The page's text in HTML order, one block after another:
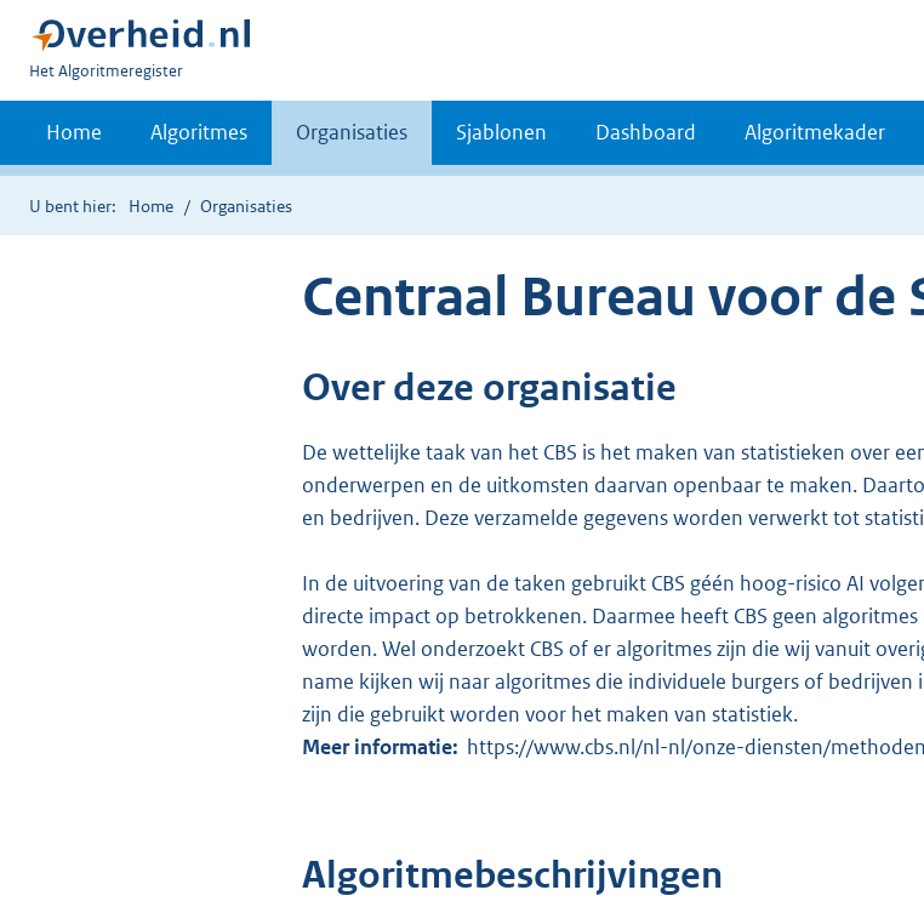
U
bent
Het Algoritmeregister
Home Algoritmes Organisaties Sjablonen Dashboard Algoritmekader
U bent hier: Home Organisaties
Centraal Bureau voor de
Over deze organisatie
De wettelijke taak van het CBS is het maken van statistieken over
onderwerpen en de uitkomsten daarvan openbaar te maken.
en bedrijven. Deze verzamelde gegevens worden verwerkt tot
In de uitvoering van de taken gebruikt CBS géén hoog-risico AI
directe impact op betrokkenen. Daarmee heeft CBS geen
worden. Wel onderzoekt CBS of er algoritmes zijn die wij vanuit
name kijken wij naar algoritmes die individuele burgers of
zijn die gebruikt worden voor het maken van statistiek.
Meer informatie: https://www.cbs.nl/nl-nl/onze-diensten/
Algoritmebeschrijvingen